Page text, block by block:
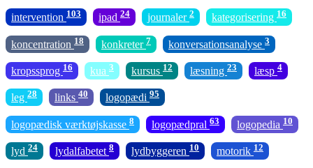
intervention 103 ipad 24 journaler 2 kategorisering 16
koncentration 18 konkreter 7 konversationsanalyse 3
kropssprog 16 kua 3 kursus 12 læsning 23 læsp 4
leg 28 links 40 logopædi 95
logopædisk værktøjskasse 8 logopædpral 63 logopedia 10
lyd 24 lydalfabetet 8 lydbyggeren 10 motorik 12